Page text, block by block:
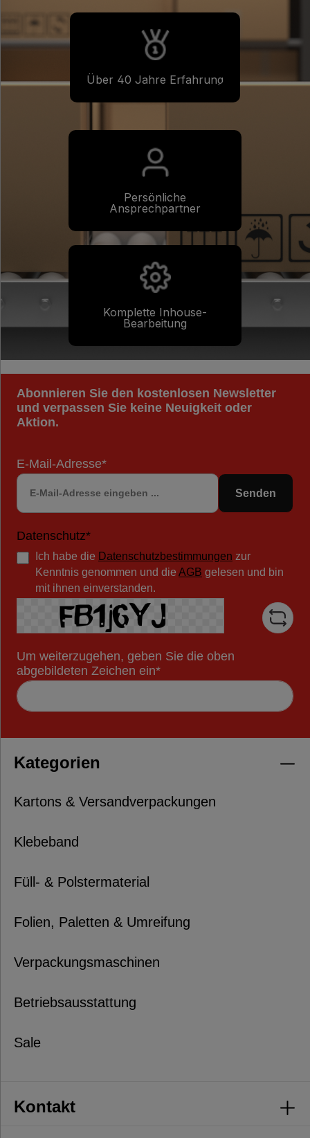
Über 40 Jahre Erfahrung
Persönliche
Ansprechpartner
Komplette Inhouse-
Bearbeitung
Abonnieren Sie den kostenlosen Newsletter
und verpassen Sie keine Neuigkeit oder
Aktion.
E-Mail-Adresse*
Senden
Datenschutz*
Ich habe die Datenschutzbestimmungen zur
Kenntnis genommen und die AGB gelesen und bin
mit ihnen einverstanden.
Um weiterzugehen, geben Sie die oben
abgebildeten Zeichen ein*
Kontakt
Kategorien
Kartons & Versandverpackungen
Klebeband
Füll- & Polstermaterial
Folien, Paletten & Umreifung
Verpackungsmaschinen
Betriebsausstattung
Sale